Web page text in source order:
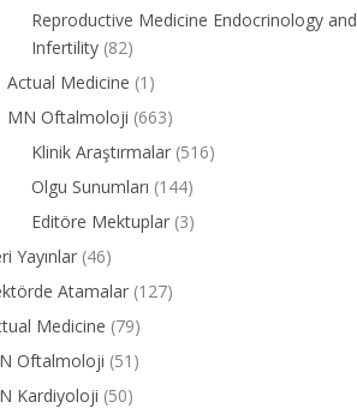
Reproductive Medicine Endocrinology and
Infertility (82)
Actual Medicine (1)
MN Oftalmoloji (663)
Klinik Araştırmalar (516)
Olgu Sunumları (144)
Editöre Mektuplar (3)
Yayınlar (46)
Atamalar (127)
Medicine (79)
Oftalmoloji (51)
Kardiyoloji (50)